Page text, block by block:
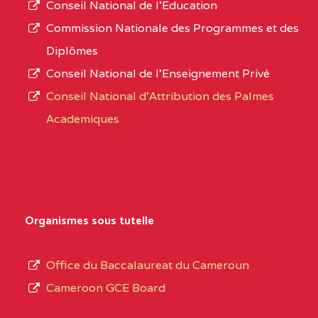
CENTRE
COLLEGE PANAFRICAIN
DE L'EXCELLENCE BP
CENTRE
COLLEGE PRIVE
CENTRE
COLLEGE PRIVE LAIC
SAINT MICHEL
L’offre
d’éducation
de
Conseil National de l’Education
Commission Nationale des Programmes et des
Diplômes
Conseil National de l’Enseignement Privé
Conseil National d'Attribution des Palmes
Academiques
Organismes sous tutelle
Office du Baccalaureat du Cameroun
Cameroon GCE Board